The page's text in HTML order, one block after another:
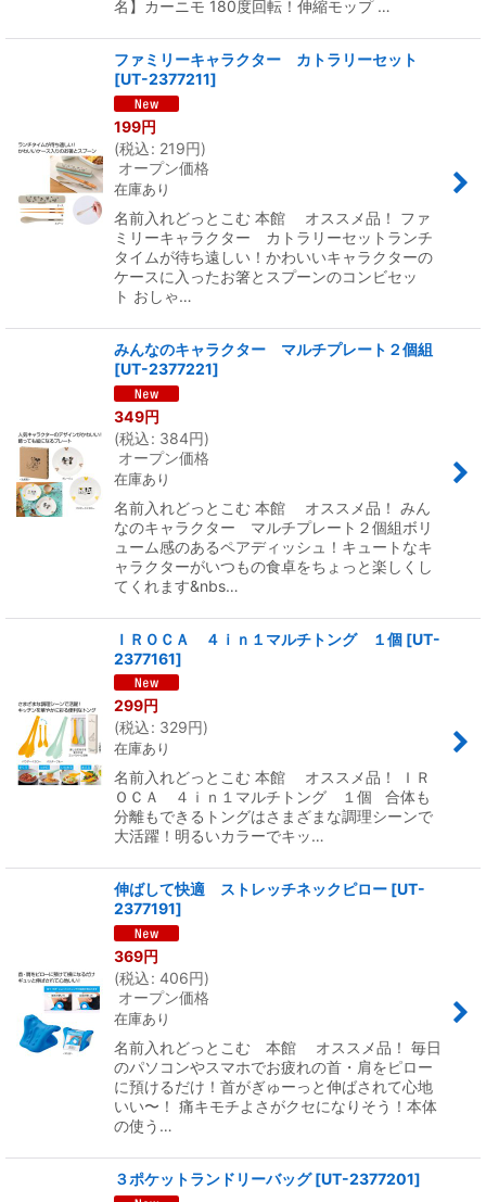
名】カーニモ 180度回転！伸縮モップ …
ファミリーキャラクター カトラリーセット
[UT-2377211]
199円
(税込: 219円)
オープン価格
在庫あり
名前入れどっとこむ 本館 オススメ品！ ファ
ミリーキャラクター カトラリーセットランチ
タイムが待ち遠しい！かわいいキャラクターの
ケースに入ったお箸とスプーンのコンビセッ
ト おしゃ…
みんなのキャラクター マルチプレート２個組
[UT-2377221]
349円
(税込: 384円)
オープン価格
在庫あり
名前入れどっとこむ 本館 オススメ品！ みん
なのキャラクター マルチプレート２個組ボリ
ューム感のあるペアディッシュ！キュートなキ
ャラクターがいつもの食卓をちょっと楽しくし
てくれます&nbs…
ＩＲＯＣＡ ４ｉｎ１マルチトング １個 [UT-
2377161]
299円
(税込: 329円)
在庫あり
名前入れどっとこむ 本館 オススメ品！ ＩＲ
ＯＣＡ ４ｉｎ１マルチトング １個 合体も
分離もできるトングはさまざまな調理シーンで
大活躍！明るいカラーでキッ…
伸ばして快適 ストレッチネックピロー [UT-
2377191]
369円
(税込: 406円)
オープン価格
在庫あり
名前入れどっとこむ 本館 オススメ品！ 毎日
のパソコンやスマホでお疲れの首・肩をピロー
に預けるだけ！首がぎゅーっと伸ばされて心地
いい〜！ 痛キモチよさがクセになりそう！本体
の使う…
３ポケットランドリーバッグ [UT-2377201]